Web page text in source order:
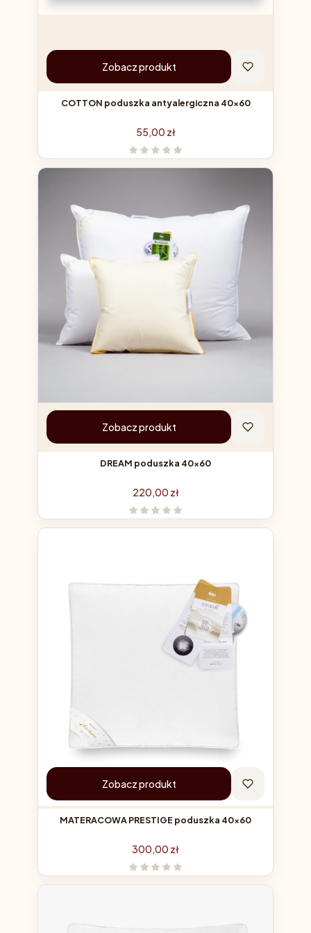
Zobacz produkt
COTTON poduszka antyalergiczna 40x60
Cena
55,00 zł
Zobacz produkt
DREAM poduszka 40x60
Cena
220,00 zł
Zobacz produkt
MATERACOWA PRESTIGE poduszka 40x60
Cena
300,00 zł